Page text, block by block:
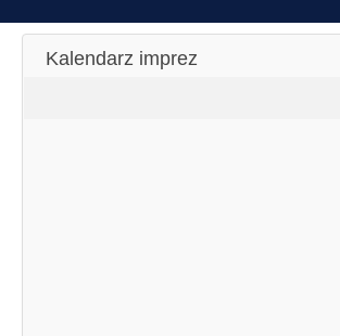
Kalendarz imprez